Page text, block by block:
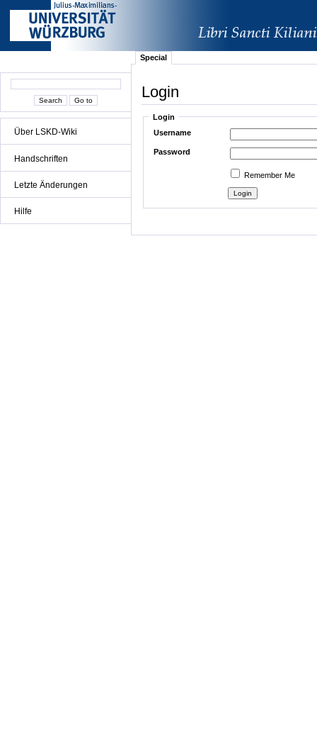
Über LSKD-Wiki
Handschriften
Letzte Änderungen
Hilfe
Special
Login
Login
Username
Password
Remember Me